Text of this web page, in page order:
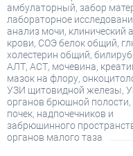
амбулаторный, забор
лабораторное
анализ мочи, клинический
крови, СОЭ белок общий,
холестерин общий,
АЛТ, АСТ, мочевина,
мазок на флору,
УЗИ щитовидной железы,
органов брюшной
почек, надпочечников и
забрюшинного
органов малого таза